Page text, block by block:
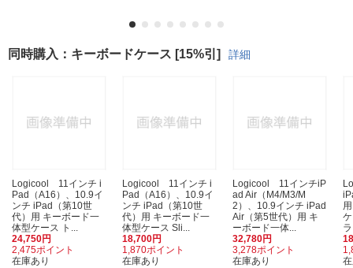
同時購入：キーボードケース [15%引] 詳細
Logicool 11インチ i
Pad（A16）、10.9イ
ンチ iPad（第10世
代）用 キーボード一
体型ケース ト...
24,750円
2,475ポイント
在庫あり
Logicool 11インチ i
Pad（A16）、10.9イ
ンチ iPad（第10世
代）用 キーボード一
体型ケース Sli...
18,700円
1,870ポイント
在庫あり
Logicool 11インチiP
ad Air（M4/M3/M
2）、10.9インチ iPad
Air（第5世代）用 キ
ーボード一体...
32,780円
3,278ポイント
在庫あり